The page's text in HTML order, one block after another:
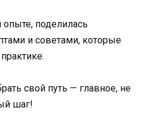
поделилась
и советами, которые
свой путь — главное, не
шаг!